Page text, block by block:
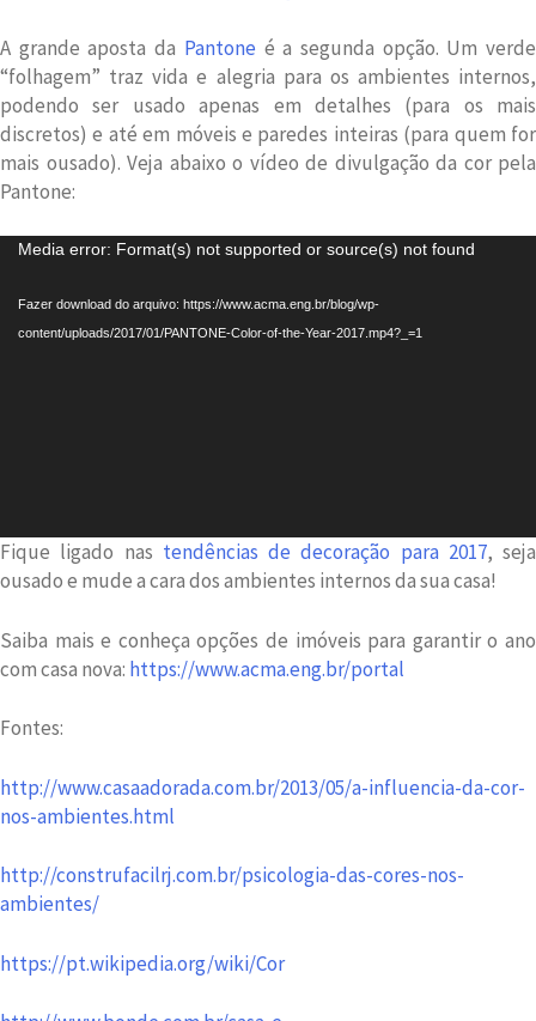
A grande aposta da Pantone é a segunda opção. Um verde
“folhagem” traz vida e alegria para os ambientes internos,
podendo ser usado apenas em detalhes (para os mais
discretos) e até em móveis e paredes inteiras (para quem for
mais ousado). Veja abaixo o vídeo de divulgação da cor pela
Pantone:
Tocador
vídeo
Media error: Format(s) not supported or source(s) not found
Fazer download do arquivo: https://www.acma.eng.br/blog/wp-
content/uploads/2017/01/PANTONE-Color-of-the-Year-2017.mp4?_=1
Fique ligado nas tendências de decoração para 2017, seja
ousado e mude a cara dos ambientes internos da sua casa!
Saiba mais e conheça opções de imóveis para garantir o ano
com casa nova: https://www.acma.eng.br/portal
Fontes:
http://www.casaadorada.com.br/2013/05/a-influencia-da-cor-
nos-ambientes.html
http://construfacilrj.com.br/psicologia-das-cores-nos-
ambientes/
https://pt.wikipedia.org/wiki/Cor